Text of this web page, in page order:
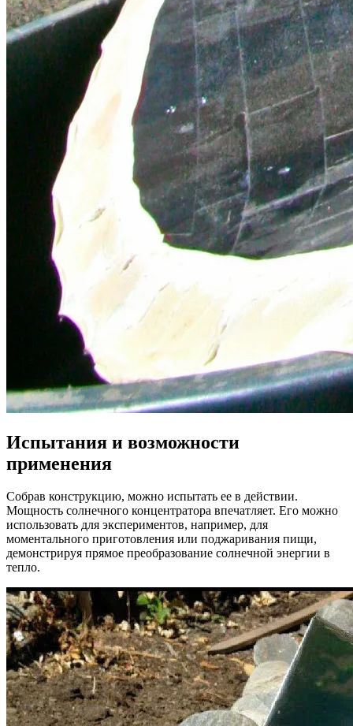
Испытания и возможности
применения
Собрав конструкцию, можно испытать ее в действии.
Мощность солнечного концентратора впечатляет. Его можно
использовать для экспериментов, например, для
моментального приготовления или поджаривания пищи,
демонстрируя прямое преобразование солнечной энергии в
тепло.